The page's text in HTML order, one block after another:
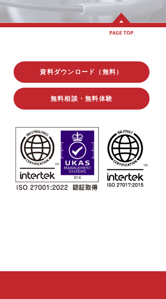
資料ダウンロード（無料）
無料相談・無料体験